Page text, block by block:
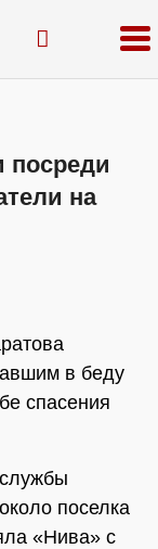
посреди
на
в беду
спасения
поселка
«Нива» с